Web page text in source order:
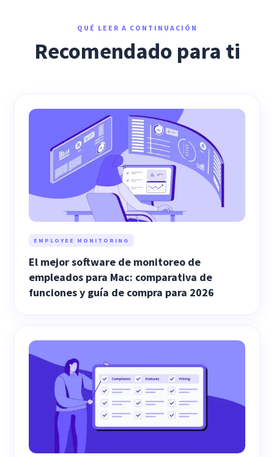
QUÉ LEER A CONTINUACIÓN
Recomendado para ti
EMPLOYEE MONITORING
El mejor software de monitoreo de
empleados para Mac: comparativa de
funciones y guía de compra para 2026